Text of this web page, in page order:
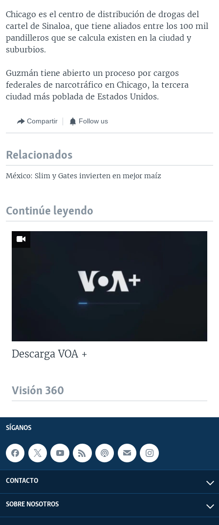
Chicago es el centro de distribución de drogas del
cartel de Sinaloa, que tiene aliados entre los 100 mil
pandilleros que se calcula existen en la ciudad y
suburbios.
Guzmán tiene abierto un proceso por cargos
federales de narcotráfico en Chicago, la tercera
ciudad más poblada de Estados Unidos.
Compartir Follow us
Relacionados
México: Slim y Gates invierten en mejor maíz
Continúe leyendo
Descarga VOA +
Visión 360
SÍGANOS
CONTACTO
SOBRE NOSOTROS